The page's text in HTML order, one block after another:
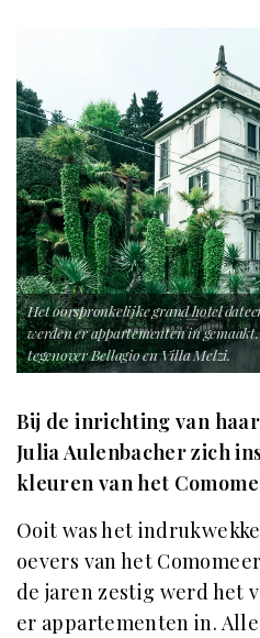
Het oorspronkelijke grand hotel
werden er appartementen in
tegenover Bellagio en Villa Melzi.
Bij de inrichting van
Julia Aulenbacher zich
kleuren van het
Ooit was het
oevers van het
de jaren zestig werd het
er appartementen in.